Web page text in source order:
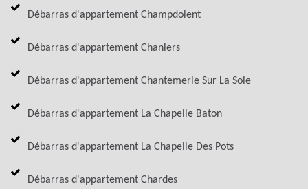
Débarras d'appartement Champdolent
Débarras d'appartement Chaniers
Débarras d'appartement Chantemerle Sur La Soie
Débarras d'appartement La Chapelle Baton
Débarras d'appartement La Chapelle Des Pots
Débarras d'appartement Chardes